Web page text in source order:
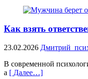
Как взять
23.02.2026
В современной
а [ Далее…]